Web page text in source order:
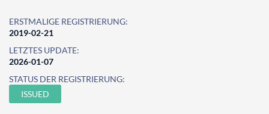
ERSTMALIGE REGISTRIERUNG:
2019-02-21
LETZTES UPDATE:
2026-01-07
STATUS DER REGISTRIERUNG:
ISSUED